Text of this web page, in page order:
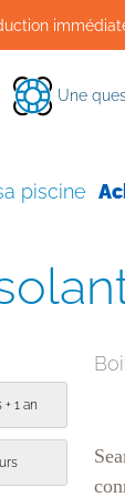
Une
piscine
1 an